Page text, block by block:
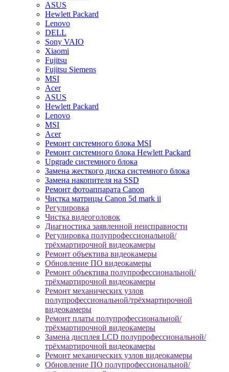
ASUS
Hewlett Packard
Lenovo
DELL
Sony VAIO
Xiaomi
Fujitsu
Fujitsu Siemens
MSI
Acer
ASUS
Hewlett Packard
Lenovo
MSI
Acer
Ремонт системного блока MSI
Ремонт системного блока Hewlett Packard
Upgrade системного блока
Замена жесткого диска системного блока
Замена накопителя на SSD
Ремонт фотоаппарата Canon
Чистка матрицы Canon 5d mark ii
Регулировка
Чистка видеоголовок
Диагностика заявленной неисправности
Регулировка полупрофессиональной/
трёхмартирочной видеокамеры
Ремонт объектива видеокамеры
Обновление ПО видеокамеры
Ремонт объектива полупрофессиональной/
трёхмартирочной видеокамеры
Ремонт механических узлов
полупрофессиональной/трёхмартирочной
видеокамеры
Ремонт платы полупрофессиональной/
трёхмартирочной видеокамеры
Замена дисплея LCD полупрофессиональной/
трёхмартирочной видеокамеры
Ремонт механических узлов видеокамеры
Обновление ПО полупрофессиональной/